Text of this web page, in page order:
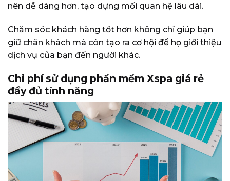
nên dễ dàng hơn, tạo dựng mối quan hệ lâu dài.
Chăm sóc khách hàng tốt hơn không chỉ giúp bạn
giữ chân khách mà còn tạo ra cơ hội để họ giới thiệu
dịch vụ của bạn đến người khác.
Chi phí sử dụng phần mềm Xspa giá rẻ
đầy đủ tính năng